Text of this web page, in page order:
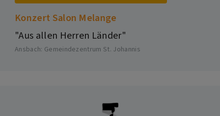
Konzert Salon Melange
"Aus allen Herren Länder"
Ansbach Gemeindezentrum St. Johannis